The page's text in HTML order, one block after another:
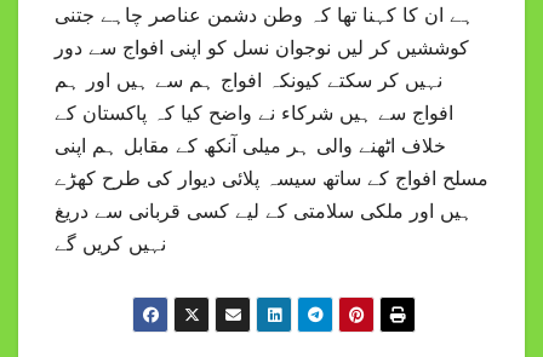
ہے ان کا کہنا تھا کہ وطن دشمن عناصر چاہے جتنی
کوششیں کر لیں نوجوان نسل کو اپنی افواج سے دور
نہیں کر سکتے کیونکہ افواج ہم سے ہیں اور ہم
افواج سے ہیں شرکاء نے واضح کیا کہ پاکستان کے
خلاف اٹھنے والی ہر میلی آنکھ کے مقابل ہم اپنی
مسلح افواج کے ساتھ سیسہ پلائی دیوار کی طرح کھڑے
ہیں اور ملکی سلامتی کے لیے کسی قربانی سے دریغ
نہیں کریں گے